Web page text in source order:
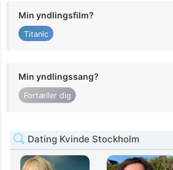
Min yndlingsfilm?
Titanic
Min yndlingssang?
Fortæller dig
Dating Kvinde Stockholm